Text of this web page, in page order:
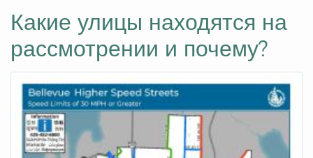
Какие улицы находятся на
рассмотрении и почему?